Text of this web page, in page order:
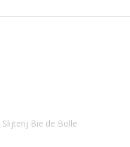
Bie de Bolle